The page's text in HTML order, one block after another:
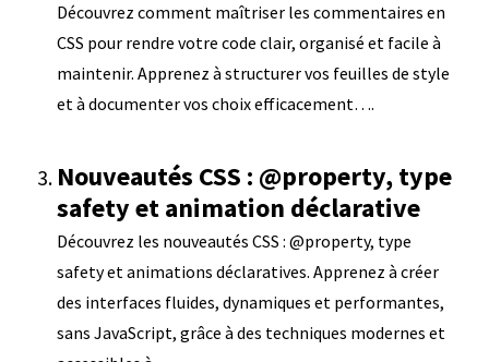
Découvrez comment maîtriser les commentaires en
CSS pour rendre votre code clair, organisé et facile à
maintenir. Apprenez à structurer vos feuilles de style
et à documenter vos choix efficacement….
Nouveautés CSS : @property, type
safety et animation déclarative
Découvrez les nouveautés CSS : @property, type
safety et animations déclaratives. Apprenez à créer
des interfaces fluides, dynamiques et performantes,
sans JavaScript, grâce à des techniques modernes et